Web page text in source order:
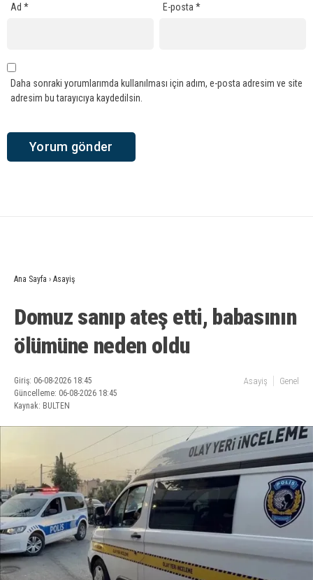
Ad * E-posta*
Daha sonraki yorumlarımda kullanılması için adım, e-posta adresim ve site
adresim bu tarayıcıya kaydedilsin.
Ana Sayfa › Asayiş
Domuz sanıp ateş etti, babasının
ölümüne neden oldu
Giriş: 06-08-2026 18:45
Güncelleme: 06-08-2026 18:45
Kaynak: BULTEN
Asayiş Genel